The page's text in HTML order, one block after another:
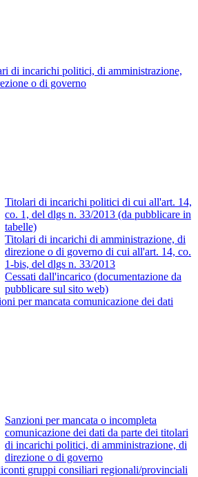
di incarichi politici, di amministrazione,
o di governo
Titolari di incarichi politici di cui all'art. 14,
co. 1, del dlgs n. 33/2013 (da pubblicare in
tabelle)
Titolari di incarichi di amministrazione, di
direzione o di governo di cui all'art. 14, co.
1-bis, del dlgs n. 33/2013
Cessati dall'incarico (documentazione da
pubblicare sul sito web)
per mancata comunicazione dei dati
Sanzioni per mancata o incompleta
comunicazione dei dati da parte dei titolari
di incarichi politici, di amministrazione, di
direzione o di governo
gruppi consiliari regionali/provinciali